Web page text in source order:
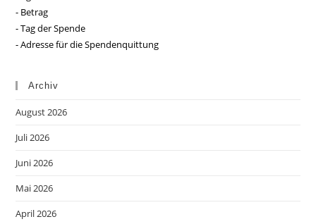
- Betrag
- Tag der Spende
- Adresse für die Spendenquittung
Archiv
August 2026
Juli 2026
Juni 2026
Mai 2026
April 2026